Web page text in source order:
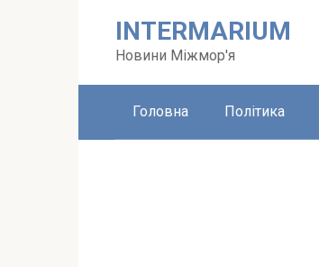
INTERMARIUM
Новини Міжмор'я
Головна Політика